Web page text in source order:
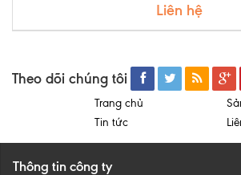
Liên hệ
Theo dõi chúng tôi
Trang chủ
Tin tức
Thông tin công ty